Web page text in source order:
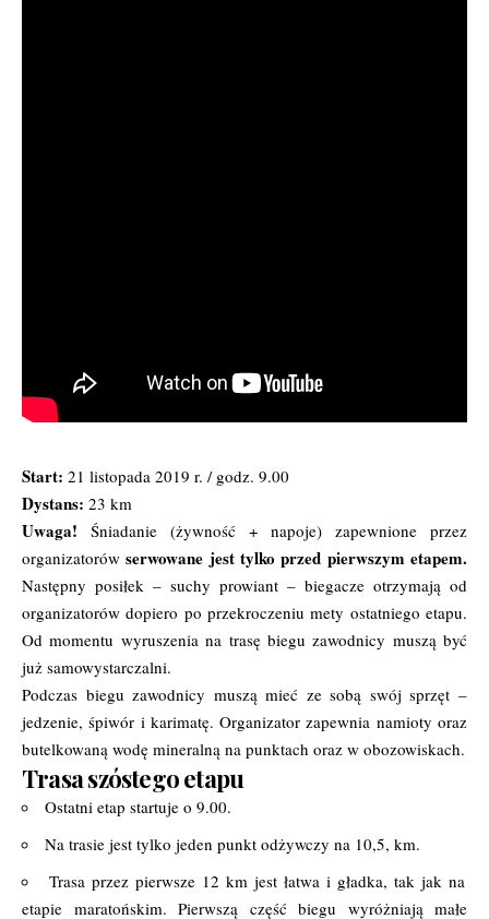
Start: 21 listopada 2019 r. / godz. 9.00
Dystans: 23 km
Uwaga! Śniadanie (żywność + napoje) zapewnione przez
organizatorówserwowane jest tylko przed pierwszym etapem.
Następny posiłek – suchy prowiant – biegacze otrzymają od
organizatorów dopiero po przekroczeniu mety ostatniego etapu.
Od momentu wyruszenia na trasę biegu zawodnicy muszą być
już samowystarczalni.
Podczas biegu zawodnicy muszą mieć ze sobą swój sprzęt –
jedzenie, śpiwór i karimatę. Organizator zapewnia namioty oraz
butelkowaną wodę mineralną na punktach oraz w obozowiskach.
Trasa szóstego etapu
Ostatni etap startuje o 9.00.
Na trasie jest tylko jeden punkt odżywczy na 10,5, km.
Trasa przez pierwsze 12 km jest łatwa i gładka, tak jak na
etapie maratońskim. Pierwszą część biegu wyróżniają małe